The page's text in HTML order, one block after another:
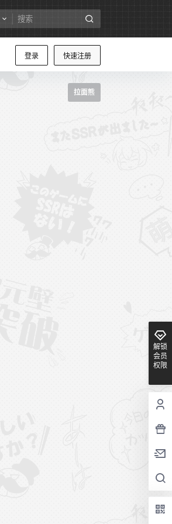
登录 快速注册
拉面熊
解锁
会员
权限